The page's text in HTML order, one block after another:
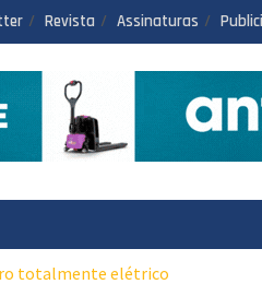
Revista Assinaturas
totalmente elétrico